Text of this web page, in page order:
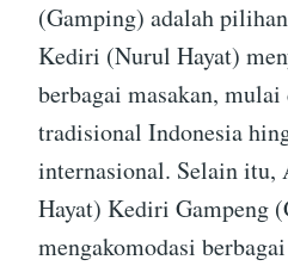
(Gamping) adalah
Kediri (Nurul Hayat)
berbagai masakan,
tradisional Indonesia
internasional. Selain
Hayat) Kediri Gampeng
mengakomodasi